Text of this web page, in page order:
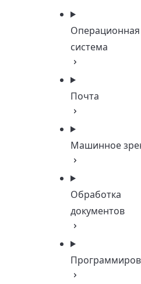
Операционная
система
Почта
Машинное
Обработка
документов